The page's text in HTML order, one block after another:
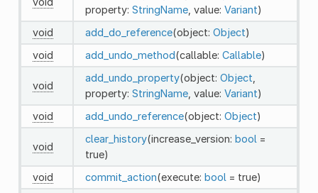
property: StringName, value: Variant)
void
add_do_reference(object: Object)
void
add_undo_method(callable: Callable)
void
add_undo_property(object: Object
property: StringName, value: Variant)
void
add_undo_reference(object: Object)
void
clear_history(increase_version: bool =
true)
void
commit_action(execute: bool = true)